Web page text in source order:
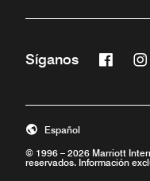
Síganos
Abre
© 1996 – 2026 Marriott
reservados. Información
Español